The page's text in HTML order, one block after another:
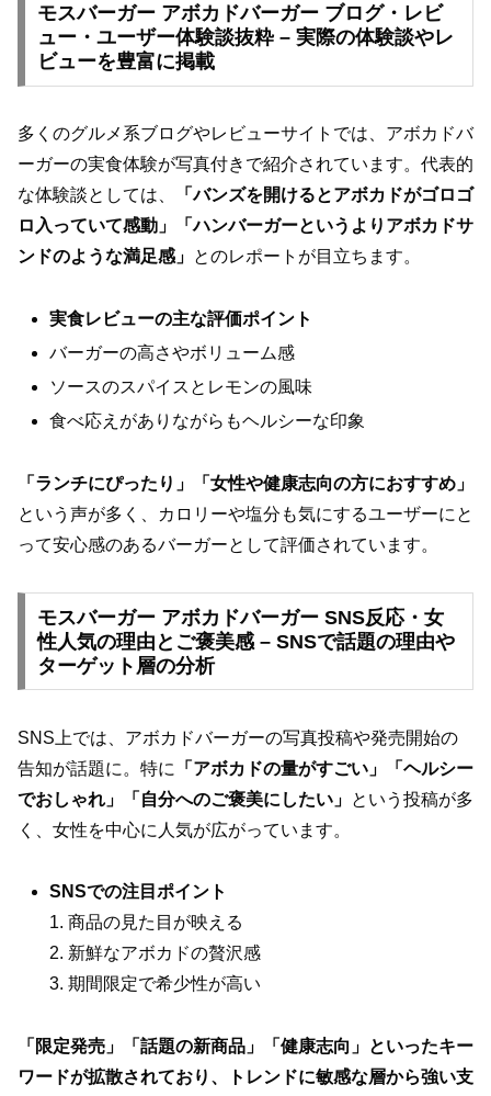
モスバーガー アボカドバーガー ブログ・レビ
ュー・ユーザー体験談抜粋 – 実際の体験談やレ
ビューを豊富に掲載
多くのグルメ系ブログやレビューサイトでは、アボカドバ
ーガーの実食体験が写真付きで紹介されています。代表的
な体験談としては、
「バンズを開けるとアボカドがゴロゴ
ロ入っていて感動」「ハンバーガーというよりアボカドサ
ンドのような満足感」 とのレポートが目立ちます。
実食レビューの主な評価ポイント
バーガーの高さやボリューム感
ソースのスパイスとレモンの風味
食べ応えがありながらもヘルシーな印象
「ランチにぴったり」「女性や健康志向の方におすすめ」
という声が多く、カロリーや塩分も気にするユーザーにと
って安心感のあるバーガーとして評価されています。
モスバーガー アボカドバーガー SNS反応・女
性人気の理由とご褒美感 – SNSで話題の理由や
ターゲット層の分析
SNS上では、アボカドバーガーの写真投稿や発売開始の
告知が話題に。特に
「アボカドの量がすごい」「ヘルシー
でおしゃれ」「自分へのご褒美にしたい」 という投稿が多
く、女性を中心に人気が広がっています。
SNSでの注目ポイント
1. 商品の見た目が映える
2. 新鮮なアボカドの贅沢感
3. 期間限定で希少性が高い
「限定発売」「話題の新商品」「健康志向」といったキー
ワードが拡散されており、トレンドに敏感な層から強い支